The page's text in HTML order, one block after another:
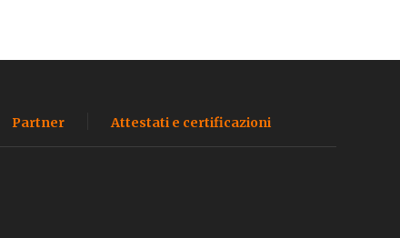
Partner Attestati e certificazioni